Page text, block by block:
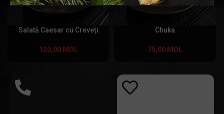
Salată Caesar cu Creveți
120,00 MDL
Chuka
75,00 MDL